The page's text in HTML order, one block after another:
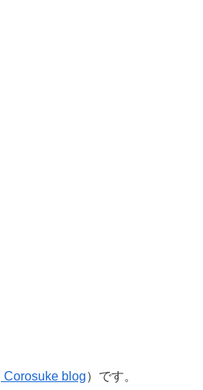
Corosuke blog）です。